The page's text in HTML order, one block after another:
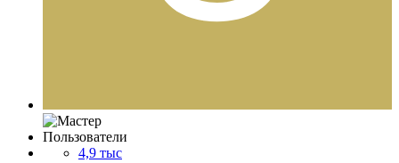
Пользователи
4,9 тыс